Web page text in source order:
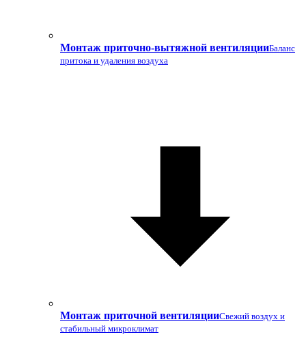
Монтаж приточно-вытяжной вентиляцииБаланс
притока и удаления воздуха
Монтаж приточной вентиляцииСвежий воздух и
стабильный микроклимат